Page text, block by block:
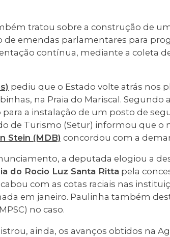
tratou sobre a construção de
de emendas parlamentares para
contínua, mediante a coleta
pediu que o Estado volte atrás nos
na Praia do Mariscal. Segundo
a instalação de um posto de
de Turismo (Setur) informou que o
Stein (MDB) concordou com a
a deputada elogiou a
do Rocio Luz Santa Ritta pela
com as cotas raciais nas
em janeiro. Paulinha também
no caso.
ainda, os avanços obtidos na